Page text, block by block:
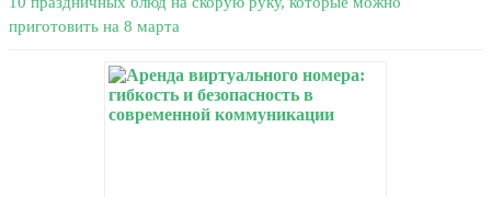
приготовить на 8 марта